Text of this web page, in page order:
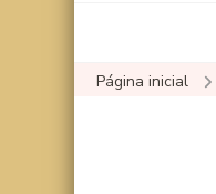
Página inicial